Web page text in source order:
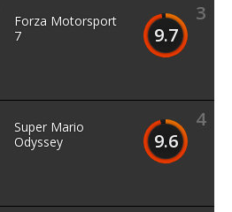
3
9.7
Forza Motorsport
7
4
9.6
Super Mario
Odyssey